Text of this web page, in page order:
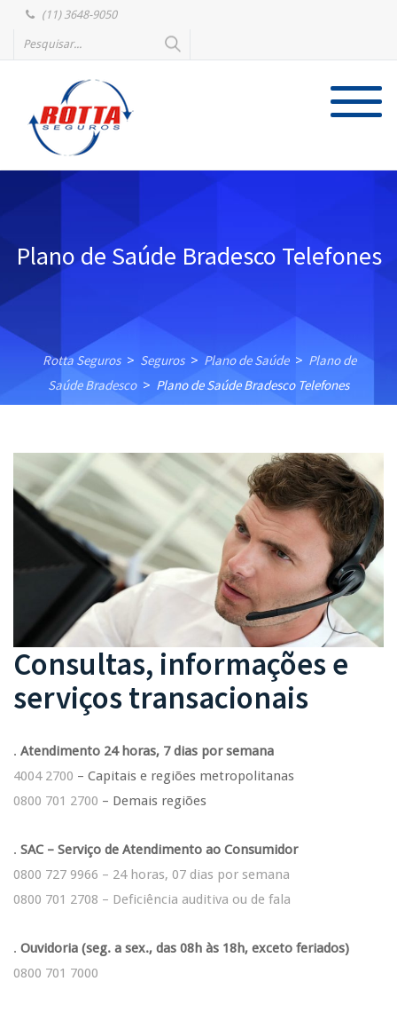
(11) 3648-9050
Plano de Saúde Bradesco Telefones
Rotta Seguros > Seguros > Plano de Saúde > Plano de
Saúde Bradesco > Plano de Saúde Bradesco Telefones
Consultas, informações e
serviços transacionais
. Atendimento 24 horas, 7 dias por semana
4004 2700 – Capitais e regiões metropolitanas
0800 701 2700 – Demais regiões
. SAC – Serviço de Atendimento ao Consumidor
0800 727 9966 – 24 horas, 07 dias por semana
0800 701 2708 – Deficiência auditiva ou de fala
. Ouvidoria (seg. a sex., das 08h às 18h, exceto feriados)
0800 701 7000